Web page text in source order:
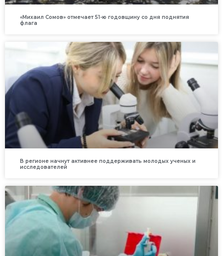
«Михаил Сомов» отмечает 51-ю годовщину со дня поднятия
флага
В регионе начнут активнее поддерживать молодых ученых и
исследователей